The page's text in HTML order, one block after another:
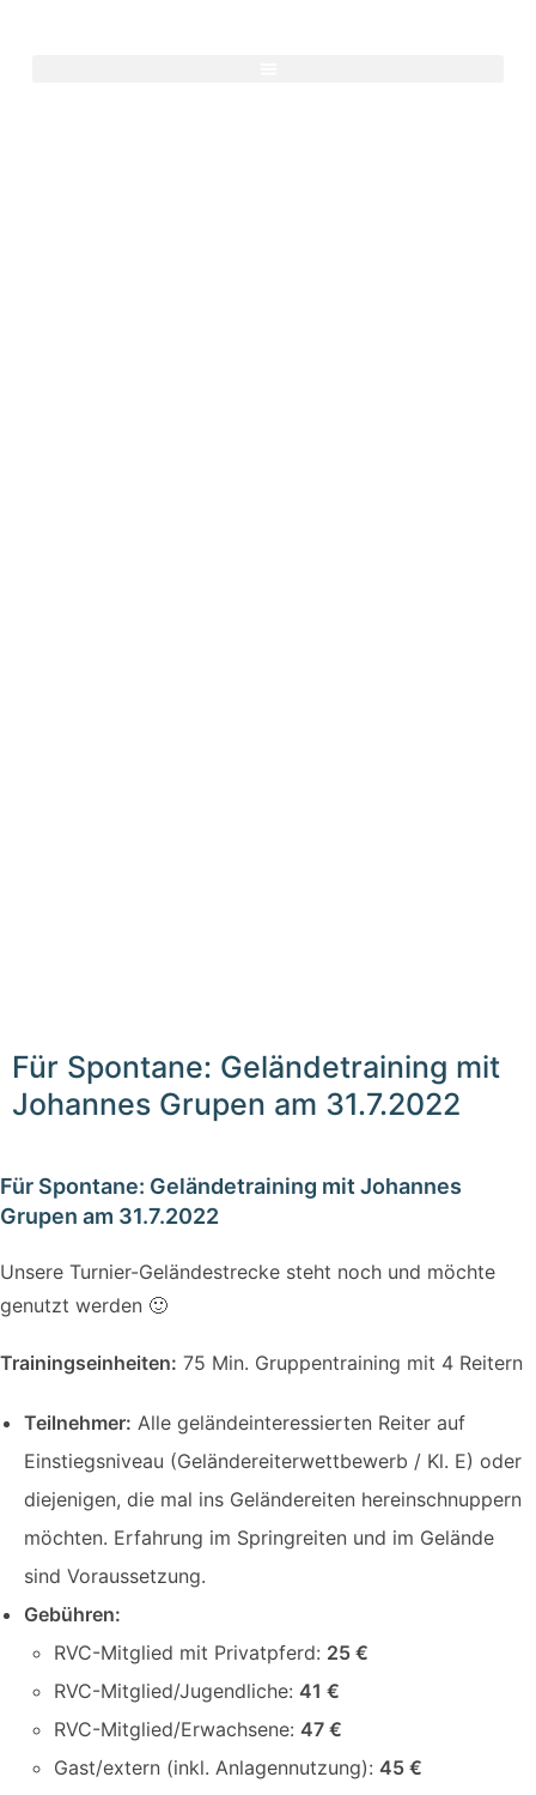
Für Spontane: Geländetraining mit
Johannes Grupen am 31.7.2022
Für Spontane: Geländetraining mit Johannes
Grupen am 31.7.2022
Unsere Turnier-Geländestrecke steht noch und möchte
genutzt werden 🙂
Trainingseinheiten: 75 Min. Gruppentraining mit 4 Reitern
Teilnehmer: Alle geländeinteressierten Reiter auf
Einstiegsniveau (Geländereiterwettbewerb / Kl. E) oder
diejenigen, die mal ins Geländereiten hereinschnuppern
möchten. Erfahrung im Springreiten und im Gelände
sind Voraussetzung.
Gebühren:
RVC-Mitglied mit Privatpferd: 25 €
RVC-Mitglied/Jugendliche: 41 €
RVC-Mitglied/Erwachsene: 47 €
Gast/extern (inkl. Anlagennutzung): 45 €